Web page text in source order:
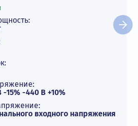
15% -440 В +10%
входного напряжения